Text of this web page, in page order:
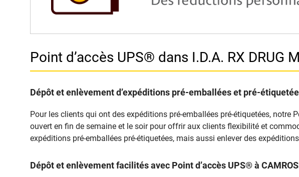
Point d’accès UPS® dans I.D.A. RX DRUG
Dépôt et enlèvement d’expéditions pré-emballées et pré-
Pour les clients qui ont des expéditions pré-emballées pré-étiquetées, notre
ouvert en fin de semaine et le soir pour offrir aux clients flexibilité et
expéditions pré-emballées pré-étiquetées, mais aussi enlever des
Dépôt et enlèvement facilités avec Point d’accès UPS® à